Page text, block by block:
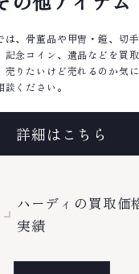
は、骨董品や甲冑・鎧、切
記念コイン、遺品などを買
売りたいけど売れるのか気
ください。
詳細はこちら
ハーディの買取価
実績